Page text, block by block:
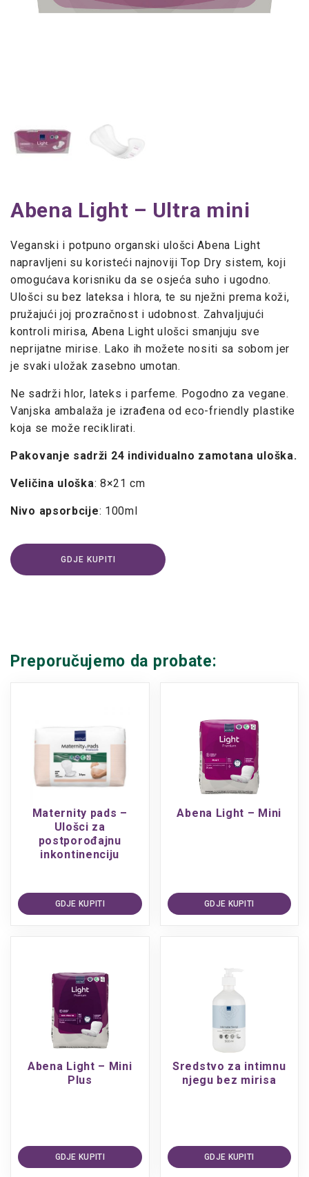
Abena Light – Ultra mini
Veganski i potpuno organski ulošci Abena Light
napravljeni su koristeći najnoviji Top Dry sistem, koji
omogućava korisniku da se osjeća suho i ugodno.
Ulošci su bez lateksa i hlora, te su nježni prema koži,
pružajući joj prozračnost i udobnost. Zahvaljujući
kontroli mirisa, Abena Light ulošci smanjuju sve
neprijatne mirise. Lako ih možete nositi sa sobom jer
je svaki uložak zasebno umotan.
Ne sadrži hlor, lateks i parfeme. Pogodno za vegane.
Vanjska ambalaža je izrađena od eco-friendly plastike
koja se može reciklirati.
Pakovanje sadrži 24 individualno zamotana uloška.
Veličina uloška: 8×21 cm
Nivo apsorbcije: 100ml
GDJE KUPITI
Preporučujemo da probate:
Maternity pads –
Ulošci za
postporođajnu
inkontinenciju
GDJE KUPITI
Abena Light – Mini
GDJE KUPITI
Abena Light – Mini
Plus
GDJE KUPITI
Sredstvo za intimnu
njegu bez mirisa
GDJE KUPITI